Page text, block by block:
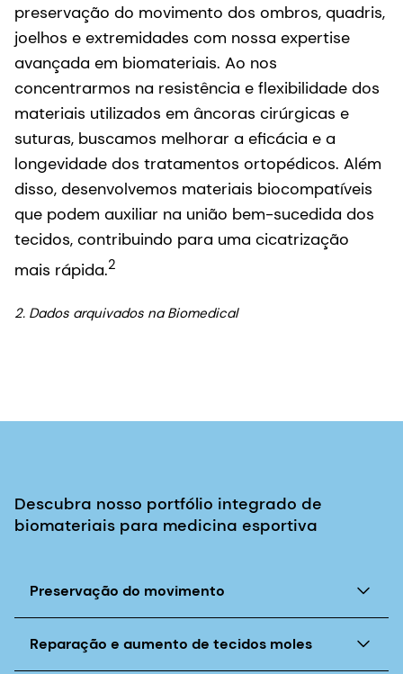
preservação do movimento dos ombros, quadris,
joelhos e extremidades com nossa expertise
avançada em biomateriais. Ao nos
concentrarmos na resistência e flexibilidade dos
materiais utilizados em âncoras cirúrgicas e
suturas, buscamos melhorar a eficácia e a
longevidade dos tratamentos ortopédicos. Além
disso, desenvolvemos materiais biocompatíveis
que podem auxiliar na união bem-sucedida dos
tecidos, contribuindo para uma cicatrização
mais rápida.2
2. Dados arquivados na Biomedical
Descubra nosso portfólio integrado de
biomateriais para medicina esportiva
Preservação do movimento
Para resolver os diversos desafios na
Reparação e aumento de tecidos moles